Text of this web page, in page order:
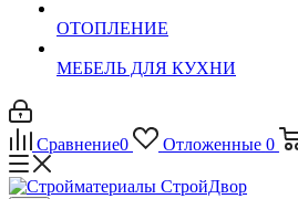
ОТОПЛЕНИЕ
МЕБЕЛЬ ДЛЯ КУХНИ
Сравнение0 Отложенные 0